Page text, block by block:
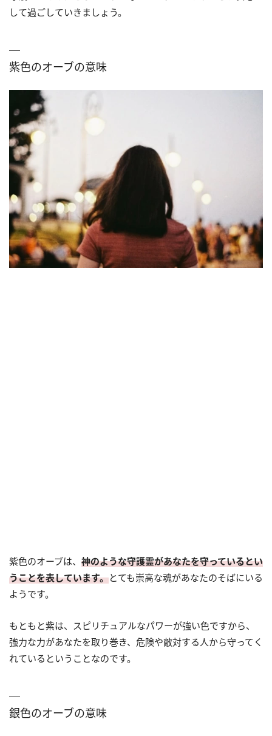
して過ごしていきましょう。
紫色のオーブの意味
紫色のオーブは、 神のような守護霊があなたを守っているとい
うことを表しています。とても崇高な魂があなたのそばにいる
ようです。
もともと紫は、スピリチュアルなパワーが強い色ですから、
強力な力があなたを取り巻き、危険や敵対する人から守ってく
れているということなのです。
銀色のオーブの意味